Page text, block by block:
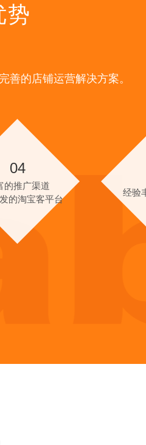
势
善的店铺运营解决方案。
04
的推广渠道
的淘宝客平台
经验